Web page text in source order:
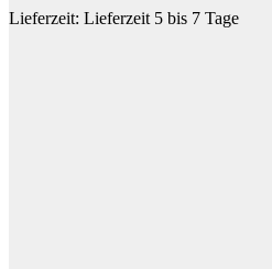
Lieferzeit: Lieferzeit 5 bis 7 Tage